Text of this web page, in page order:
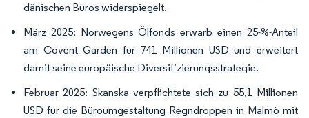
dänischen Büros widerspiegelt.
März 2025: Norwegens Ölfonds erwarb einen 25-%-Anteil
am Covent Garden für 741 Millionen USD und erweitert
damit seine europäische Diversifizierungsstrategie.
Februar 2025: Skanska verpflichtete sich zu 55,1 Millionen
USD für die Büroumgestaltung Regndroppen in Malmö mit